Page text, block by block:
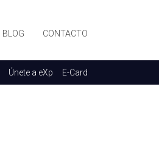
BLOG CONTACTO
Únete a eXp E-Card